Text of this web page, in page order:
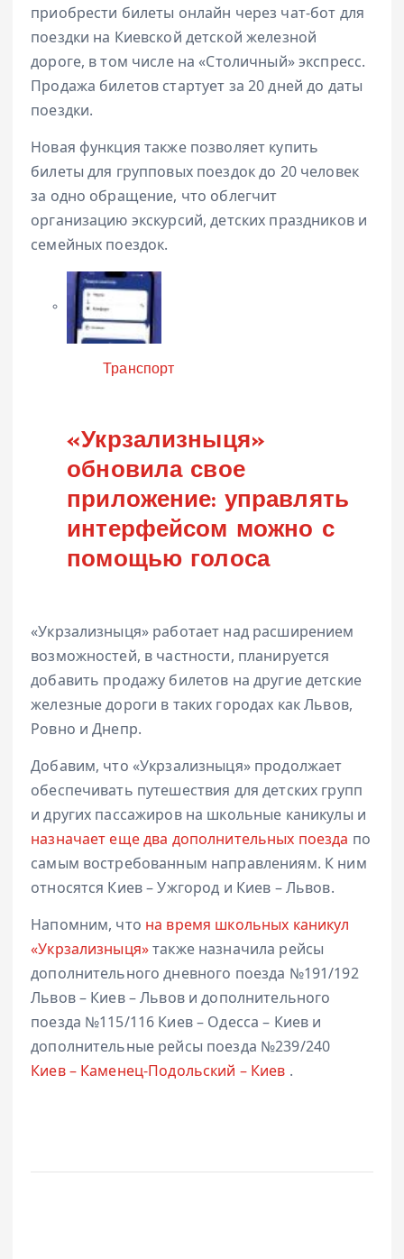
приобрести билеты онлайн через чат-бот для
поездки на Киевской детской железной
дороге, в том числе на «Столичный» экспресс.
Продажа билетов стартует за 20 дней до даты
поездки.
Новая функция также позволяет купить
билеты для групповых поездок до 20 человек
за одно обращение, что облегчит
организацию экскурсий, детских праздников и
семейных поездок.
КатегорияТранспорт
«Укрзализныця»
обновила свое
приложение: управлять
интерфейсом можно с
помощью голоса
«Укрзализныця» работает над расширением
возможностей, в частности, планируется
добавить продажу билетов на другие детские
железные дороги в таких городах как Львов,
Ровно и Днепр.
Добавим, что «Укрзализныця» продолжает
обеспечивать путешествия для детских групп
и других пассажиров на школьные каникулы и
назначает еще два дополнительных поезда по
самым востребованным направлениям. К ним
относятся Киев – Ужгород и Киев – Львов.
Напомним, что на время школьных каникул
«Укрзализныця»также назначила рейсы
дополнительного дневного поезда №191/192
Львов – Киев – Львов и дополнительного
поезда №115/116 Киев – Одесса – Киев и
дополнительные рейсы поезда №239/240
Киев – Каменец-Подольский – Киев .